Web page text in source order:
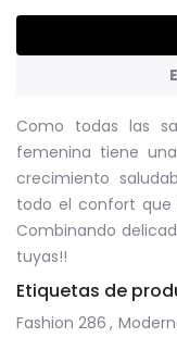
Como todas las
femenina tiene
crecimiento
todo el confort que
Combinando
tuyas!!
Etiquetas de
Fashion 286 ,